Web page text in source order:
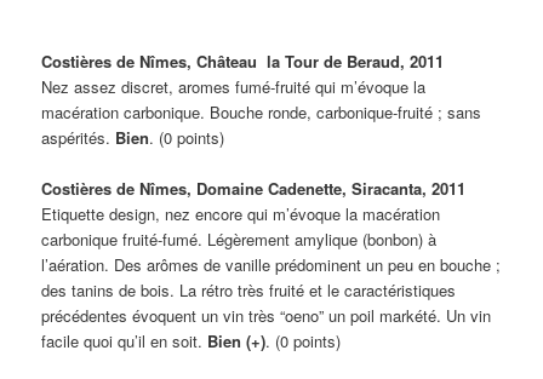
Costières de Nîmes, Château la Tour de Beraud, 2011
Nez assez discret, aromes fumé-fruité qui m’évoque la
macération carbonique. Bouche ronde, carbonique-fruité ; sans
aspérités. Bien. (0 points)
Costières de Nîmes, Domaine Cadenette, Siracanta, 2011
Etiquette design, nez encore qui m’évoque la macération
carbonique fruité-fumé. Légèrement amylique (bonbon) à
l’aération. Des arômes de vanille prédominent un peu en bouche ;
des tanins de bois. La rétro très fruité et le caractéristiques
précédentes évoquent un vin très “oeno” un poil markété. Un vin
facile quoi qu’il en soit. Bien (+). (0 points)